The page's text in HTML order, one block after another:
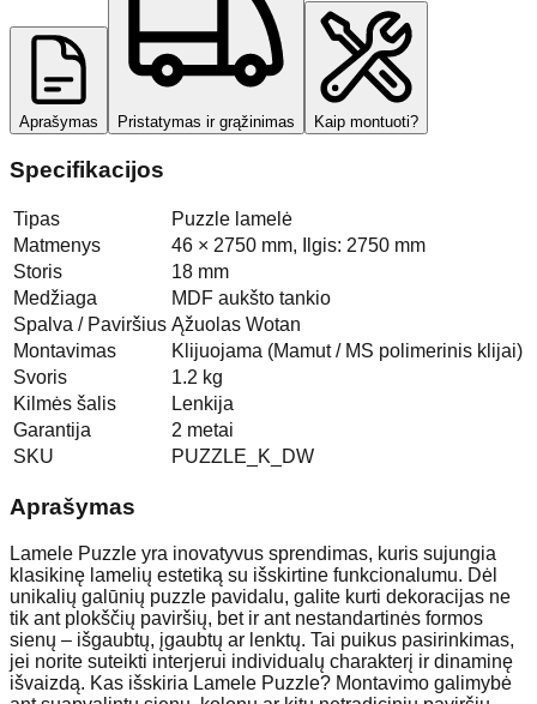
Aprašymas Pristatymas ir grąžinimas Kaip montuoti?
Specifikacijos
Tipas
Puzzle lamelė
Matmenys
46 × 2750 mm, Ilgis: 2750 mm
Storis
18 mm
Medžiaga
MDF aukšto tankio
Spalva / Paviršius Ąžuolas Wotan
Montavimas
Klijuojama (Mamut / MS polimerinis klijai)
Svoris
1.2 kg
Kilmės šalis
Lenkija
Garantija
2 metai
SKU
PUZZLE_K_DW
Aprašymas
Lamele Puzzle yra inovatyvus sprendimas, kuris sujungia
klasikinę lamelių estetiką su išskirtine funkcionalumu. Dėl
unikalių galūnių puzzle pavidalu, galite kurti dekoracijas ne
tik ant plokščių paviršių, bet ir ant nestandartinės formos
sienų – išgaubtų, įgaubtų ar lenktų. Tai puikus pasirinkimas,
jei norite suteikti interjerui individualų charakterį ir dinaminę
išvaizdą. Kas išskiria Lamele Puzzle? Montavimo galimybė